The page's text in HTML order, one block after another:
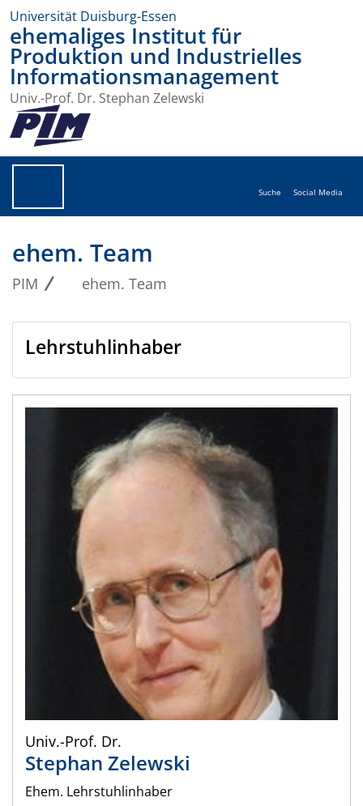
Universität Duisburg-Essen
ehemaliges Institut für
Produktion und Industrielles
Informationsmanagement
Univ.-Prof. Dr. Stephan Zelewski
Suche Social Media
ehem. Team
PIM ehem. Team
Lehrstuhlinhaber
Univ.-Prof. Dr.
Stephan Zelewski
Ehem. Lehrstuhlinhaber